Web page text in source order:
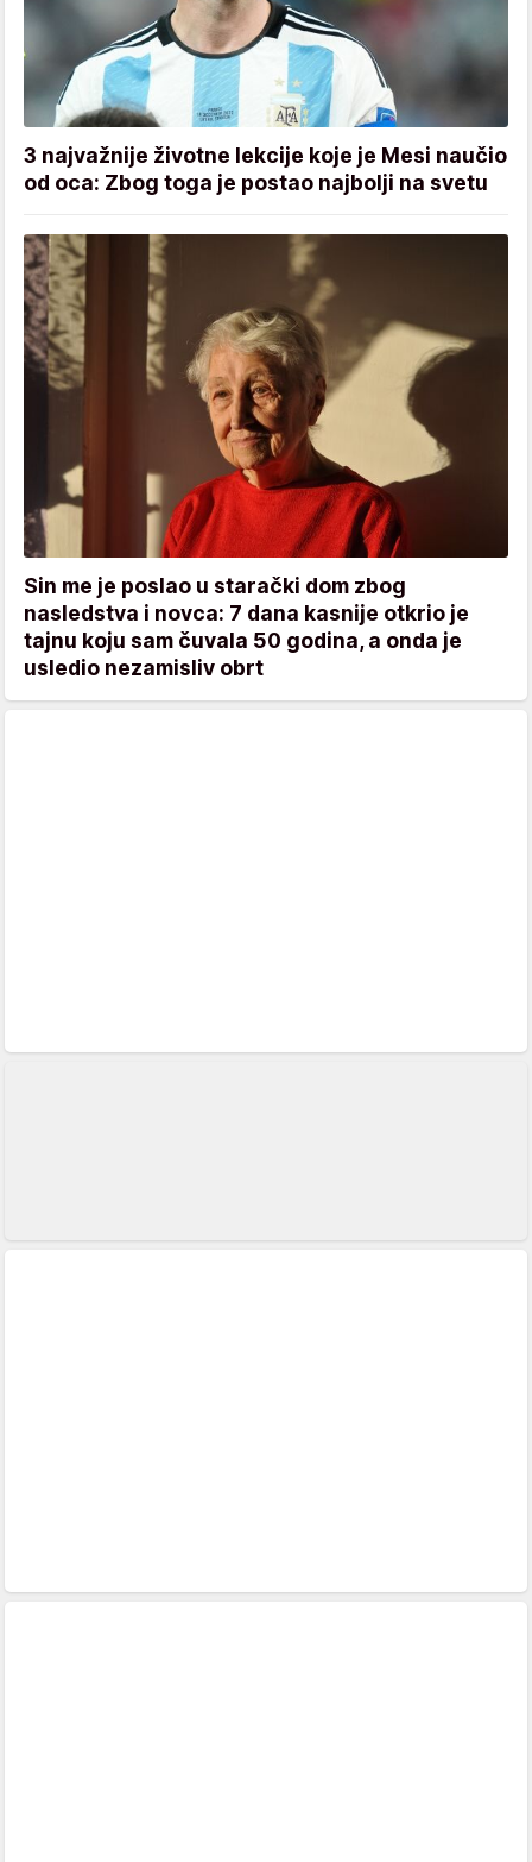
3 najvažnije životne lekcije koje je Mesi naučio
od oca: Zbog toga je postao najbolji na svetu
Sin me je poslao u starački dom zbog
nasledstva i novca: 7 dana kasnije otkrio je
tajnu koju sam čuvala 50 godina, a onda je
usledio nezamisliv obrt